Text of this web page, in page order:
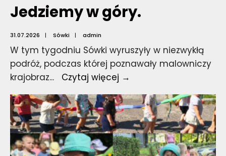
Jedziemy w góry.
31.07.2026 | Sówki | admin
W tym tygodniu Sówki wyruszyły w niezwykłą
podróż, podczas której poznawały malowniczy
krajobraz... Czytaj więcej →
góry.